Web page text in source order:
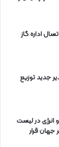
اداره گاز
جدید توزیع
در لیست
جهان قرار